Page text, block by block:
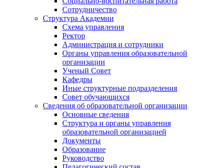
Сотрудничество
Структура Академии
Схема управления
Ректор
Администрация и сотрудники
Органы управления образовательной
организации
Ученый Совет
Кафедры
Иные структурные подразделения
Совет обучающихся
Сведения об образовательной организации
Основные сведения
Структура и органы управления
образовательной организацией
Документы
Образование
Руководство